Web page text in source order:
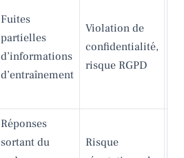
Fuites
partielles
d’informations
d’entraînement
Violation de
confidentialité,
risque RGPD
Réponses
sortant du
Risque